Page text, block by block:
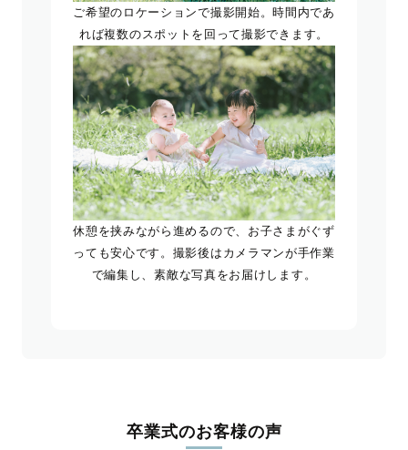
ご希望のロケーションで撮影開始。時間内であ
れば複数のスポットを回って撮影できます。
休憩を挟みながら進めるので、お子さまがぐず
っても安心です。撮影後はカメラマンが手作業
で編集し、素敵な写真をお届けします。
卒業式のお客様の声